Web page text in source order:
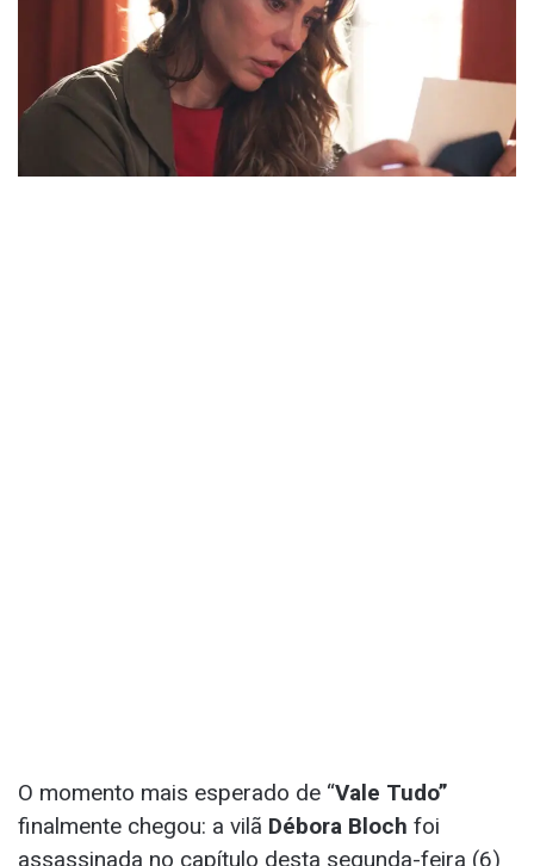
O momento mais esperado de “Vale Tudo”
finalmente chegou: a vilã Débora Bloch foi
assassinada no capítulo desta segunda-feira (6)